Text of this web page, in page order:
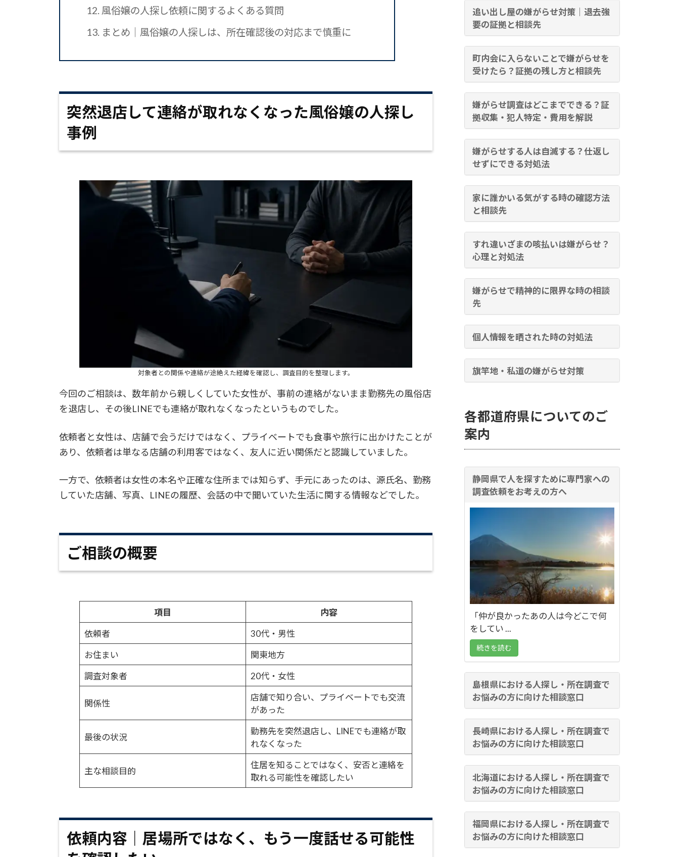
12. 風俗嬢の人探し依頼に関するよくある質問
13. まとめ｜風俗嬢の人探しは、所在確認後の対応まで慎重に
突然退店して連絡が取れなくなった風俗嬢の人探し
事例
対象者との関係や連絡が途絶えた経緯を確認し、調査目的を整理します。
今回のご相談は、数年前から親しくしていた女性が、事前の連絡がないまま勤務先の風俗店
を退店し、その後LINEでも連絡が取れなくなったというものでした。
依頼者と女性は、店舗で会うだけではなく、プライベートでも食事や旅行に出かけたことが
あり、依頼者は単なる店舗の利用客ではなく、友人に近い関係だと認識していました。
一方で、依頼者は女性の本名や正確な住所までは知らず、手元にあったのは、源氏名、勤務
していた店舗、写真、LINEの履歴、会話の中で聞いていた生活に関する情報などでした。
ご相談の概要
項目
内容
依頼者
30代・男性
お住まい
関東地方
調査対象者
20代・女性
関係性
店舗で知り合い、プライベートでも交流
があった
最後の状況
勤務先を突然退店し、LINEでも連絡が取
れなくなった
主な相談目的
住居を知ることではなく、安否と連絡を
取れる可能性を確認したい
依頼内容｜居場所ではなく、もう一度話せる可能性
追い出し屋の嫌がらせ対策｜退去強
要の証拠と相談先
町内会に入らないことで嫌がらせを
受けたら？証拠の残し方と相談先
嫌がらせ調査はどこまでできる？証
拠収集・犯人特定・費用を解説
嫌がらせする人は自滅する？仕返し
せずにできる対処法
家に誰かいる気がする時の確認方法
と相談先
すれ違いざまの咳払いは嫌がらせ？
心理と対処法
嫌がらせで精神的に限界な時の相談
先
個人情報を晒された時の対処法
旗竿地・私道の嫌がらせ対策
各都道府県についてのご
案内
静岡県で人を探すために専門家への
調査依頼をお考えの方へ
「仲が良かったあの人は今どこで何
をしてい ...
続きを読む
島根県における人探し・所在調査で
お悩みの方に向けた相談窓口
長崎県における人探し・所在調査で
お悩みの方に向けた相談窓口
北海道における人探し・所在調査で
お悩みの方に向けた相談窓口
福岡県における人探し・所在調査で
お悩みの方に向けた相談窓口